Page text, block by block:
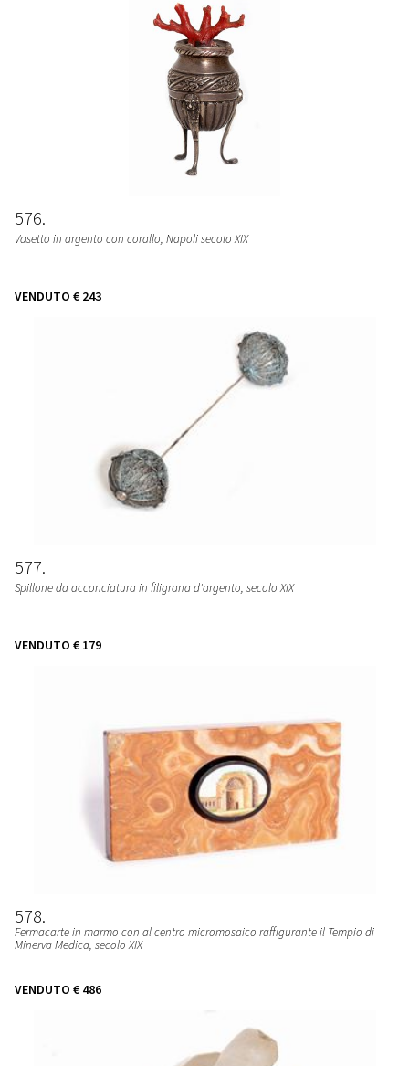
576
Vasetto in argento con corallo, Napoli secolo XIX
VENDUTO € 243
577
Spillone da acconciatura in filigrana d'argento, secolo XIX
VENDUTO € 179
578
Fermacarte in marmo con al centro micromosaico raffigurante il Tempio di
Minerva Medica, secolo XIX
VENDUTO € 486